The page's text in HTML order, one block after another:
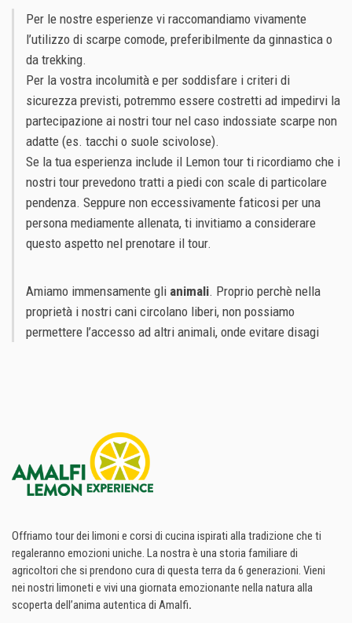
Per le nostre esperienze vi raccomandiamo vivamente
l’utilizzo di scarpe comode, preferibilmente da ginnastica o
da trekking.
Per la vostra incolumità e per soddisfare i criteri di
sicurezza previsti, potremmo essere costretti ad impedirvi la
partecipazione ai nostri tour nel caso indossiate scarpe non
adatte (es. tacchi o suole scivolose).
Se la tua esperienza include il Lemon tour ti ricordiamo che i
nostri tour prevedono tratti a piedi con scale di particolare
pendenza. Seppure non eccessivamente faticosi per una
persona mediamente allenata, ti invitiamo a considerare
questo aspetto nel prenotare il tour.
Amiamo immensamente gli animali. Proprio perchè nella
proprietà i nostri cani circolano liberi, non possiamo
permettere l’accesso ad altri animali, onde evitare disagi
Offriamo tour dei limoni e corsi di cucina ispirati alla tradizione che ti
regaleranno emozioni uniche. La nostra è una storia familiare di
agricoltori che si prendono cura di questa terra da 6 generazioni. Vieni
nei nostri limoneti e vivi una giornata emozionante nella natura alla
scoperta dell’anima autentica di Amalfi.